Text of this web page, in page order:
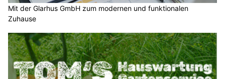
Mit der Glarhus GmbH zum modernen und funktionalen
Zuhause